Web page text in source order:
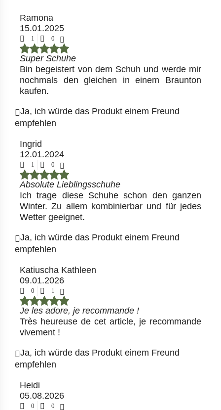
Ramona
15.01.2025
1 0
Super Schuhe
Bin begeistert von dem Schuh und werde mir
nochmals den gleichen in einem Braunton
kaufen.
Ja, ich würde das Produkt einem Freund
empfehlen
Ingrid
12.01.2024
1 0
Absolute Lieblingsschuhe
Ich trage diese Schuhe schon den ganzen
Winter. Zu allem kombinierbar und für jedes
Wetter geeignet.
Ja, ich würde das Produkt einem Freund
empfehlen
Katiuscha Kathleen
09.01.2026
0 1
Je les adore, je recommande !
Très heureuse de cet article, je recommande
vivement !
Ja, ich würde das Produkt einem Freund
empfehlen
Heidi
05.08.2026
0 0